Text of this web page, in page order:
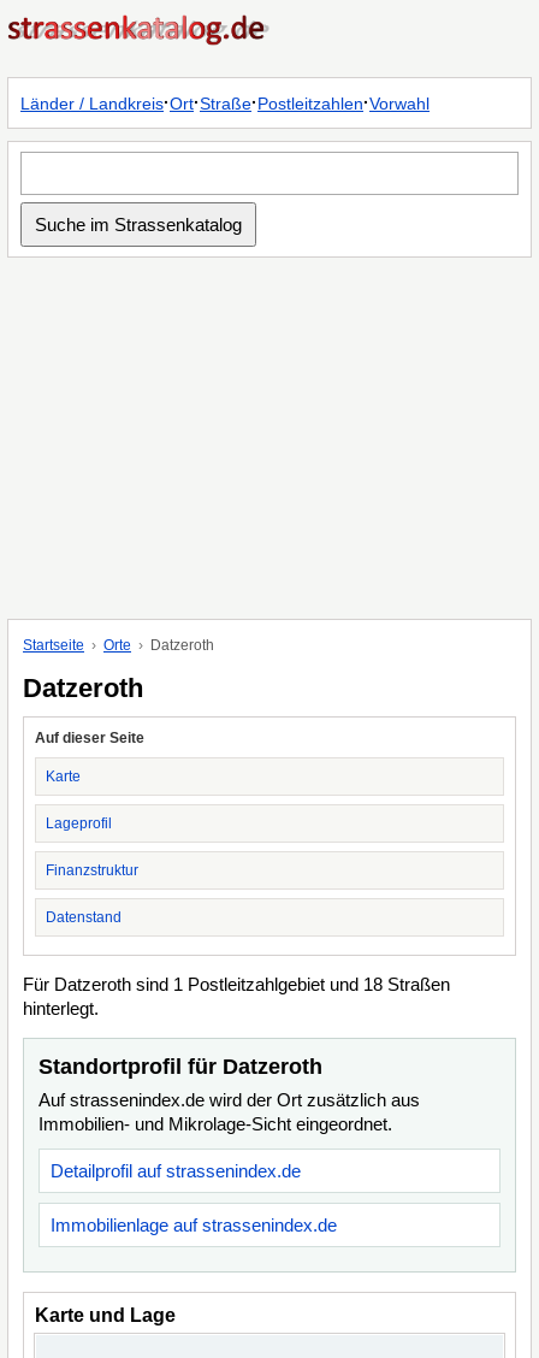
Länder / Landkreis·Ort·Straße·Postleitzahlen·Vorwahl
Startseite Orte Datzeroth
Datzeroth
Auf dieser Seite
Karte
Lageprofil
Finanzstruktur
Datenstand
Für Datzeroth sind 1 Postleitzahlgebiet und 18 Straßen
hinterlegt.
Standortprofil für Datzeroth
Auf strassenindex.de wird der Ort zusätzlich aus
Immobilien- und Mikrolage-Sicht eingeordnet.
Detailprofil auf strassenindex.de
Immobilienlage auf strassenindex.de
Karte und Lage